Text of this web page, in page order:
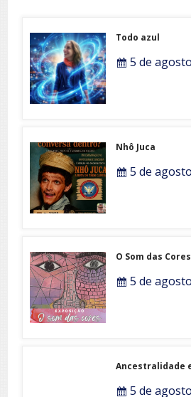
Todo azul
5 de
Nhô Juca
5 de
O Som das Cores
5 de
Ancestralidade
5 de